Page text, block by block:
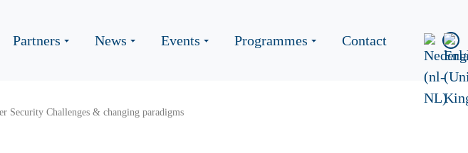
Partners News Events Programmes Contact
Security Challenges & changing paradigms